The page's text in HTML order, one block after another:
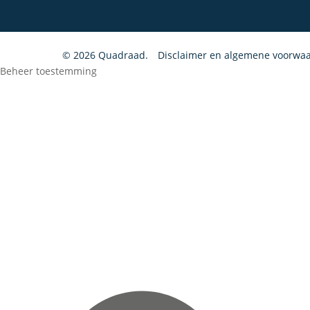
© 2026 Quadraad.
Disclaimer en algemene
Beheer toestemming